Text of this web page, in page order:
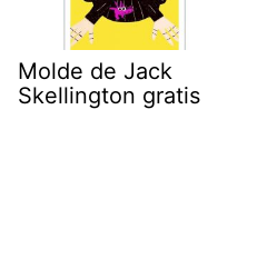
Molde de Jack
Skellington gratis